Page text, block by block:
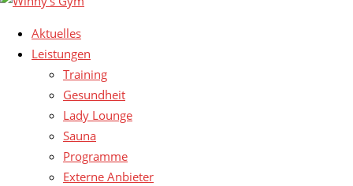
Aktuelles
Leistungen
Training
Gesundheit
Lady Lounge
Sauna
Programme
Externe Anbieter